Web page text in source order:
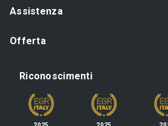
Assistenza
Offerta
Riconoscimenti